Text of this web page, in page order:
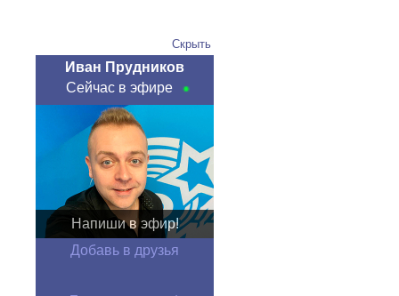
Скрыть
Иван Прудников
Сейчас в эфире
Напиши в эфир!
Добавь в друзья